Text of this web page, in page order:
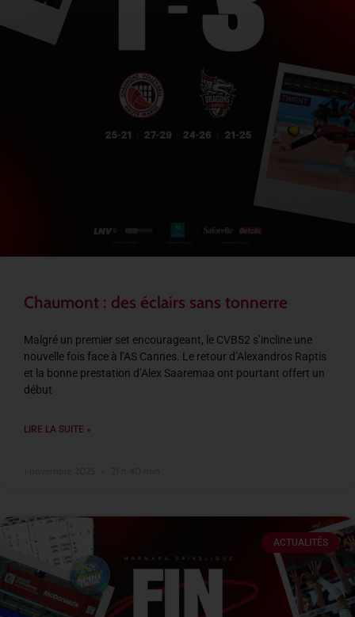
Chaumont : des éclairs sans tonnerre
Malgré un premier set encourageant, le CVB52 s’incline une
nouvelle fois face à l’AS Cannes. Le retour d’Alexandros Raptis
et la bonne prestation d’Alex Saaremaa ont pourtant offert un
début
LIRE LA SUITE »
ACTUALITÉS